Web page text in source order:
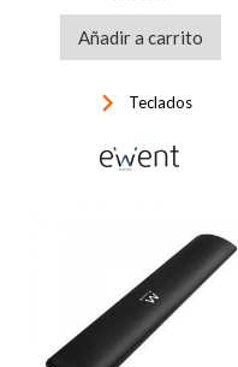
Añadir a carrito
keyboard_arrow_right Teclados